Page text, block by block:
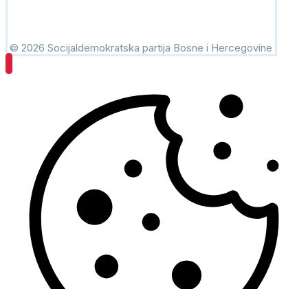
© 2026 Socijaldemokratska partija Bosne i Hercegovine